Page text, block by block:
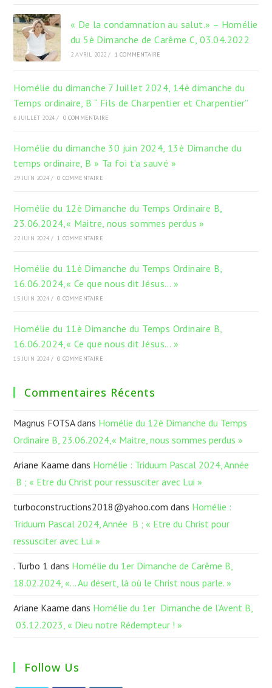
« De la condamnation au salut.» – Homélie
du 5è Dimanche de Carême C, 03.04.2022
2 AVRIL 2022 / 1 COMMENTAIRE
Homélie du dimanche 7 Juillet 2024, 14è dimanche du
Temps ordinaire, B “ Fils de Charpentier et Charpentier”
6 JUILLET 2024 / 0 COMMENTAIRE
Homélie du dimanche 30 juin 2024, 13è Dimanche du
temps ordinaire, B » Ta foi t’a sauvé »
29 JUIN 2024 / 0 COMMENTAIRE
Homélie du 12è Dimanche du Temps Ordinaire B,
23.06.2024,« Maitre, nous sommes perdus »
22 JUIN 2024 / 1 COMMENTAIRE
Homélie du 11è Dimanche du Temps Ordinaire B,
16.06.2024,« Ce que nous dit Jésus… »
15 JUIN 2024 / 0 COMMENTAIRE
Homélie du 11è Dimanche du Temps Ordinaire B,
16.06.2024,« Ce que nous dit Jésus… »
15 JUIN 2024 / 0 COMMENTAIRE
Commentaires Récents
Magnus FOTSAdans Homélie du 12è Dimanche du Temps
Ordinaire B, 23.06.2024,« Maitre, nous sommes perdus »
Ariane Kaame dans Homélie : Triduum Pascal 2024, Année
B ; « Etre du Christ pour ressusciter avec Lui »
turboconstructions2018@yahoo.com dans Homélie :
Triduum Pascal 2024, Année B ; « Etre du Christ pour
ressusciter avec Lui »
. Turbo 1 dans Homélie du 1er Dimanche de Carême B,
18.02.2024, «… Au désert, là où le Christ nous parle. »
Ariane Kaame dans Homélie du 1er Dimanche de l’Avent B,
03.12.2023, « Dieu notre Rédempteur ! »
Follow Us